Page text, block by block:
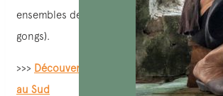
ensembles de gongs (chaque famille
gongs).
>>> Découverte des 11 types de maison
au Sud